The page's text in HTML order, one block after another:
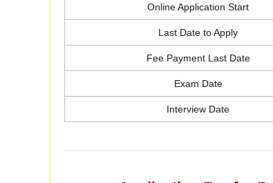
Online Application Start
Last Date to Apply
Fee Payment Last Date
Exam Date
Interview Date